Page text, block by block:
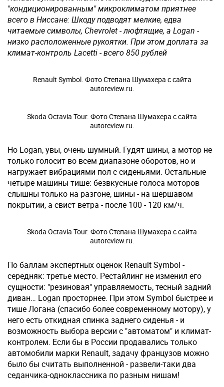
"кондиционированным" микроклиматом приятнее
всего в Ниссане: Шкоду подводят мелкие, едва
читаемые символы, Chevrolet - люфтящие, а Logan -
низко расположенные рукоятки. При этом доплата за
климат-контроль Lacetti - всего 850 рублей
Renault Symbol. Фото Степана Шумахера с сайта
autoreview.ru.
Skoda Octavia Tour. Фото Степана Шумахера с сайта
autoreview.ru.
Но Logan, увы, очень шумный. Гудят шины, а мотор не
только голосит во всем диапазоне оборотов, но и
нагружает вибрациями пол с сиденьями. Остальные
четыре машины тише: безвкусные голоса моторов
слышны только на разгоне, шины - на шершавом
покрытии, а свист ветра - после 100 - 120 км/ч.
Skoda Octavia Tour. Фото Степана Шумахера с сайта
autoreview.ru.
По баллам экспертных оценок Renault Symbol -
середняк: третье место. Рестайлинг не изменил его
сущности: "резиновая" управляемость, тесный задний
диван… Logan просторнее. При этом Symbol быстрее и
тише Логана (спасибо более современному мотору), у
него есть откидная спинка заднего сиденья - и
возможность выбора версии с "автоматом" и климат-
контролем. Если бы в России продавались только
автомобили марки Renault, задачу французов можно
было бы считать выполненной - развели-таки два
седанчика-одноклассника по разным нишам!